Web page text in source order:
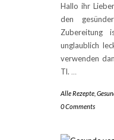
Hallo ihr
den
Zubereitung
unglaublich
verwenden
Tl. …
Alle Rezepte
0 Comments